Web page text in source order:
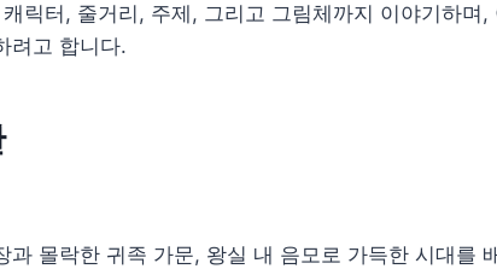
릭터, 줄거리, 주제, 그리고 그림체까지 이야기하며,
려고 합니다.
과 몰락한 귀족 가문, 왕실 내 음모로 가득한 시대를